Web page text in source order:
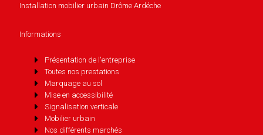
Installation mobilier urbain Drôme Ardéche
Informations
Présentation de l'entreprise
Toutes nos prestations
Marquage au sol
Mise en accessibilité
Signalisation verticale
Mobilier urbain
Nos différents marchés